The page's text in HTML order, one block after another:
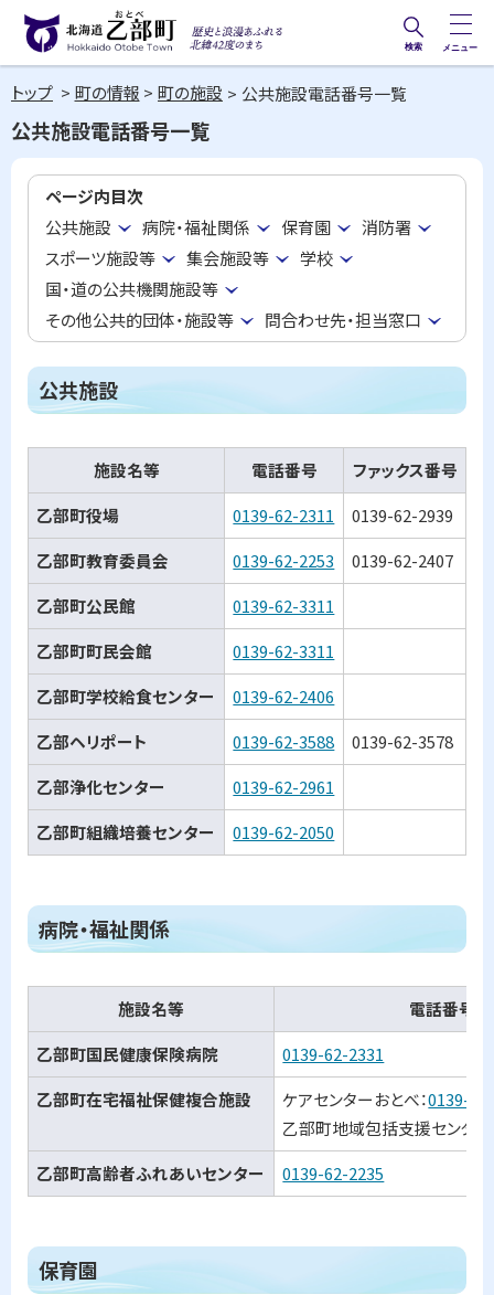
へ
メ
ニ
ュ
北海道乙部町
Hokkaido Otobe Town
歴史と
浪漫あ
ふれる
北緯42
度のま
ち
検索 メニュー
トップ 町の情報 町の施設 公共施設電話番号一覧
公共施設電話番号一覧
ページ内目次
公共施設
病院・福祉関係 保育園
消防署
スポーツ施設等
集会施設等
学校
国・道の公共機関施設等
その他公共的団体・施設等
問合わせ先・担当窓口
公共施設
施設名等 電話番号
ファックス番号
乙部町役場
0139-62-2311 0139-62-2939
乙部町教育委員会
0139-62-2253 0139-62-2407
乙部町公民館
0139-62-3311
乙部町町民会館
0139-62-3311
乙部町学校給食センター
0139-62-2406
乙部ヘリポート
0139-62-3588 0139-62-3578
乙部浄化センター
0139-62-2961
乙部町組織培養センター
0139-62-2050
ト
ッ
戻
る
病院・福祉関係
施設名等
電話番号
乙部町国民健康保険病院
0139-62-2331
乙部町在宅福祉保健複合施設
ケアセンターおとべ：0139-
乙部町地域包括支援センター
乙部町高齢者ふれあいセンター
0139-62-2235
ト 保育園